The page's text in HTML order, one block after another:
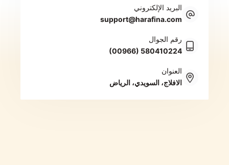
البريد الإلكتروني
support@harafina.com
رقم الجوال
(00966) 580410224
العنوان
الافلاج، السويدي، الرياض